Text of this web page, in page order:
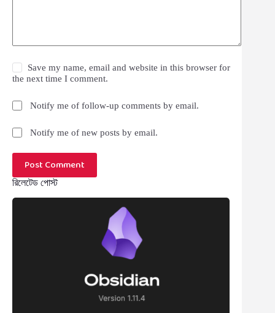
Save my name, email and website in this browser for
the next time I comment.
Notify me of follow-up comments by email.
Notify me of new posts by email.
Post Comment
রিলেটেড পোস্ট